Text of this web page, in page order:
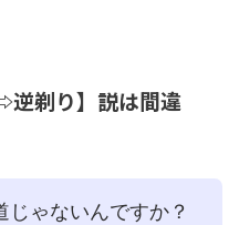
逆剃り】説は間違
じゃないんですか？